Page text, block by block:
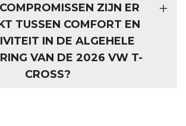
ZIJN ER
TUSSEN COMFORT EN
IN DE ALGEHELE
VAN DE 2026 VW T-
CROSS?